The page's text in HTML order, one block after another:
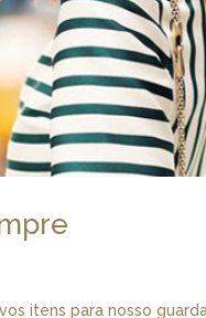
itens para nosso